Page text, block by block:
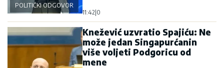
POLITIČKI ODGOVOR
11:42 0
Knežević uzvratio Spajiću: Ne
može jedan Singapurćanin
više voljeti Podgoricu od
mene